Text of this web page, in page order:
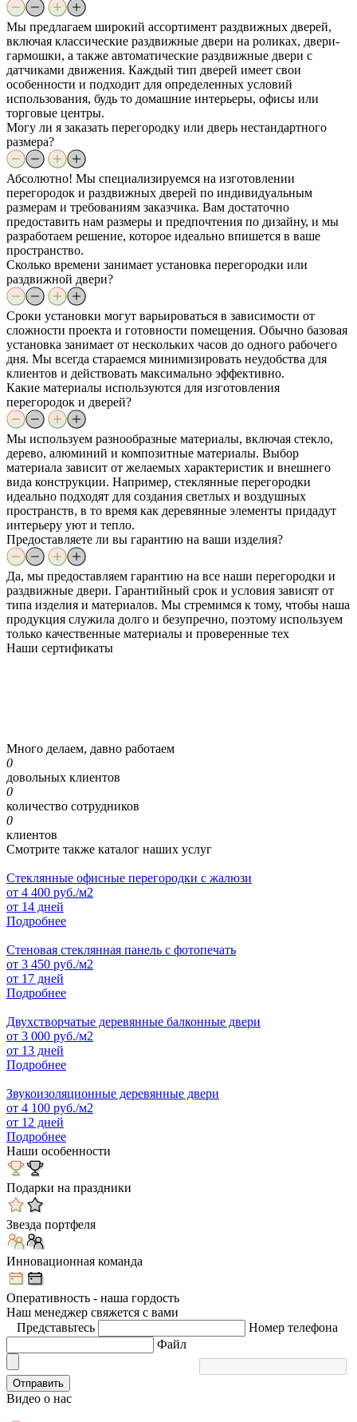
Мы предлагаем широкий ассортимент раздвижных дверей,
включая классические раздвижные двери на роликах, двери-
гармошки, а также автоматические раздвижные двери с
датчиками движения. Каждый тип дверей имеет свои
особенности и подходит для определенных условий
использования, будь то домашние интерьеры, офисы или
торговые центры.
Могу ли я заказать перегородку или дверь нестандартного
размера?
Абсолютно! Мы специализируемся на изготовлении
перегородок и раздвижных дверей по индивидуальным
размерам и требованиям заказчика. Вам достаточно
предоставить нам размеры и предпочтения по дизайну, и мы
разработаем решение, которое идеально впишется в ваше
пространство.
Сколько времени занимает установка перегородки или
раздвижной двери?
Сроки установки могут варьироваться в зависимости от
сложности проекта и готовности помещения. Обычно базовая
установка занимает от нескольких часов до одного рабочего
дня. Мы всегда стараемся минимизировать неудобства для
клиентов и действовать максимально эффективно.
Какие материалы используются для изготовления
перегородок и дверей?
Мы используем разнообразные материалы, включая стекло,
дерево, алюминий и композитные материалы. Выбор
материала зависит от желаемых характеристик и внешнего
вида конструкции. Например, стеклянные перегородки
идеально подходят для создания светлых и воздушных
пространств, в то время как деревянные элементы придадут
интерьеру уют и тепло.
Предоставляете ли вы гарантию на ваши изделия?
Да, мы предоставляем гарантию на все наши перегородки и
раздвижные двери. Гарантийный срок и условия зависят от
типа изделия и материалов. Мы стремимся к тому, чтобы наша
продукция служила долго и безупречно, поэтому используем
только качественные материалы и проверенные тех
Наши сертификаты
Много делаем, давно работаем
0
довольных клиентов
0
количество сотрудников
0
клиентов
Смотрите также каталог наших услуг
Стеклянные офисные перегородки с жалюзи
от 4 400 руб./м2
от 14 дней
Подробнее
Стеновая стеклянная панель с фотопечать
от 3 450 руб./м2
от 17 дней
Подробнее
Двухстворчатые деревянные балконные двери
от 3 000 руб./м2
от 13 дней
Подробнее
Звукоизоляционные деревянные двери
от 4 100 руб./м2
от 12 дней
Подробнее
Наши особенности
Подарки на праздники
Звезда портфеля
Инновационная команда
Оперативность - наша гордость
Наш менеджер свяжется с вами
Представьтесь
Номер телефона
Файл
Отправить
Видео о нас